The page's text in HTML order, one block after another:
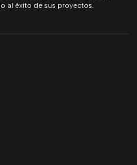
al éxito de sus proyectos.